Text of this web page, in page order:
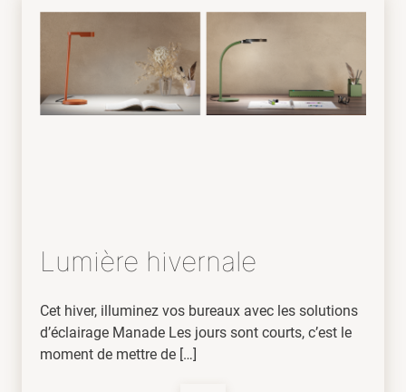
Lumière hivernale
Cet hiver, illuminez vos bureaux avec les solutions
d’éclairage Manade Les jours sont courts, c’est le
moment de mettre de […]